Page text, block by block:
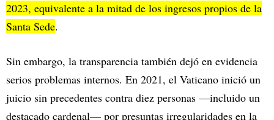
2023, equivalente a la mitad de los ingresos propios de la
Santa Sede.
Sin embargo, la transparencia también dejó en evidencia
serios problemas internos. En 2021, el Vaticano inició un
juicio sin precedentes contra diez personas —incluido un
destacado cardenal— por presuntas irregularidades en la